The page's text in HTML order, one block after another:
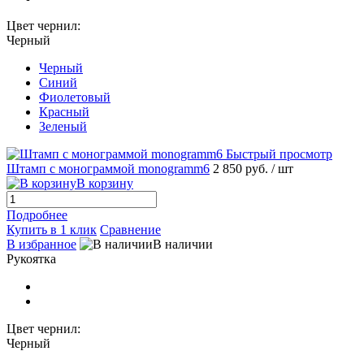
Цвет чернил:
Черный
Черный
Синий
Фиолетовый
Красный
Зеленый
Быстрый просмотр
Штамп с монограммой monogramm6 2 850 руб. / шт
В корзину
Подробнее
Купить в 1 клик Сравнение
В избранное
В наличии
Рукоятка
Цвет чернил:
Черный